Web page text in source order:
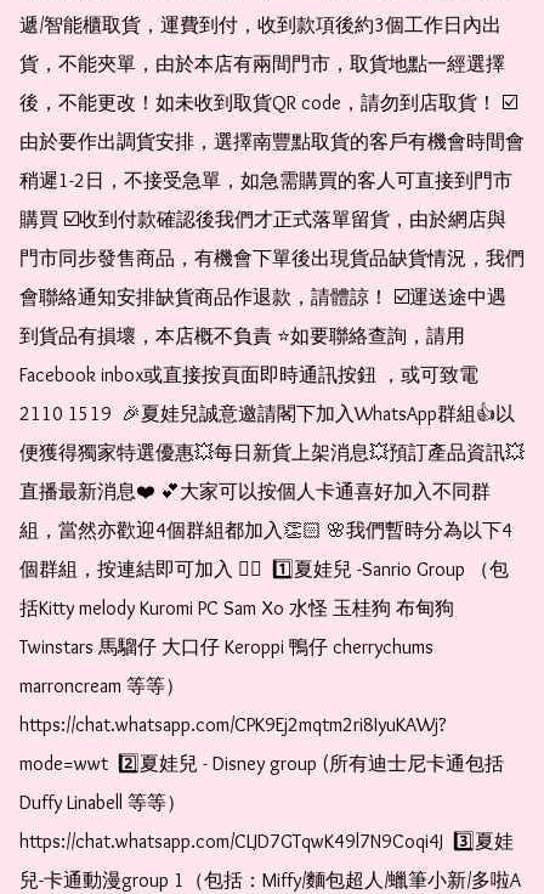
遞/智能櫃取貨，運費到付，收到款項後約3個工作日內出
貨，不能夾單，由於本店有兩間門市，取貨地點一經選擇
後，不能更改！如未收到取貨QR code，請勿到店取貨！ ☑️
由於要作出調貨安排，選擇南豐點取貨的客戶有機會時間會
稍遲1-2日，不接受急單，如急需購買的客人可直接到門市
購買 ☑️收到付款確認後我們才正式落單留貨，由於網店與
門市同步發售商品，有機會下單後出現貨品缺貨情況，我們
會聯絡通知安排缺貨商品作退款，請體諒！ ☑️運送途中遇
到貨品有損壞，本店概不負責 ⭐️如要聯絡查詢，請用
Facebook inbox或直接按頁面即時通訊按鈕 ，或可致電
2110 1519  🎉夏娃兒誠意邀請閣下加入WhatsApp群組👍以
便獲得獨家特選優惠💥每日新貨上架消息💥預訂產品資訊💥
直播最新消息❤️ 💕大家可以按個人卡通喜好加入不同群
組，當然亦歡迎4個群組都加入👏🏻 🌸我們暫時分為以下4
個群組，按連結即可加入 👇🏻  1️⃣夏娃兒 -Sanrio Group （包
括Kitty melody Kuromi PC Sam Xo 水怪 玉桂狗 布甸狗
Twinstars 馬騮仔 大口仔 Keroppi 鴨仔 cherrychums
marroncream 等等）
https://chat.whatsapp.com/CPK9Ej2mqtm2ri8IyuKAWj?
mode=wwt  2️⃣夏娃兒 - Disney group (所有迪士尼卡通包括
Duffy Linabell 等等）
https://chat.whatsapp.com/CLJD7GTqwK49l7N9Coqi4J  3️⃣夏娃
兒-卡通動漫group 1（包括：Miffy/麵包超人/蠟筆小新/多啦A